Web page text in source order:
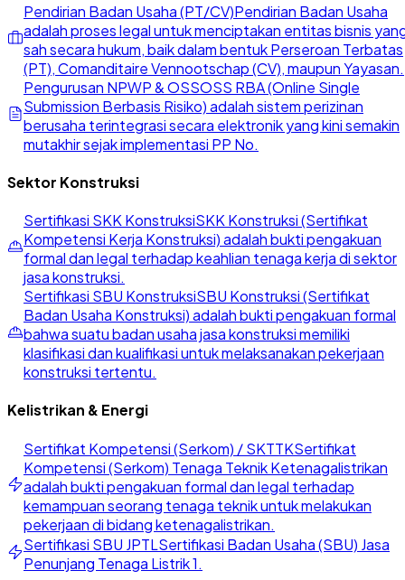
Pendirian Badan Usaha (PT/CV)Pendirian Badan Usaha
adalah proses legal untuk menciptakan entitas bisnis
sah secara hukum, baik dalam bentuk Perseroan Terbatas
(PT), Comanditaire Vennootschap (CV), maupun Yayasan.
Pengurusan NPWP & OSSOSS RBA (Online Single
Submission Berbasis Risiko) adalah sistem perizinan
berusaha terintegrasi secara elektronik yang kini semakin
mutakhir sejak implementasi PP No.
Sektor Konstruksi
Sertifikasi SKK KonstruksiSKK Konstruksi (Sertifikat
Kompetensi Kerja Konstruksi) adalah bukti pengakuan
formal dan legal terhadap keahlian tenaga kerja di sektor
jasa konstruksi.
Sertifikasi SBU KonstruksiSBU Konstruksi (Sertifikat
Badan Usaha Konstruksi) adalah bukti pengakuan formal
bahwa suatu badan usaha jasa konstruksi memiliki
klasifikasi dan kualifikasi untuk melaksanakan pekerjaan
konstruksi tertentu.
Kelistrikan & Energi
Sertifikat Kompetensi (Serkom) / SKTTKSertifikat
Kompetensi (Serkom) Tenaga Teknik Ketenagalistrikan
adalah bukti pengakuan formal dan legal terhadap
kemampuan seorang tenaga teknik untuk melakukan
pekerjaan di bidang ketenagalistrikan.
Sertifikasi SBU JPTLSertifikasi Badan Usaha (SBU) Jasa
Penunjang Tenaga Listrik 1.